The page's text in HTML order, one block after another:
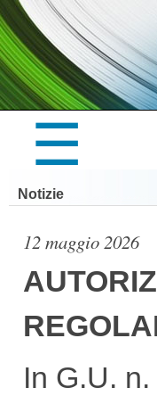
☰
×
LA
Notizie
12 maggio 2026
In G.U.